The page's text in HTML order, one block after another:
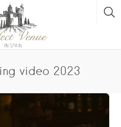
video 2023